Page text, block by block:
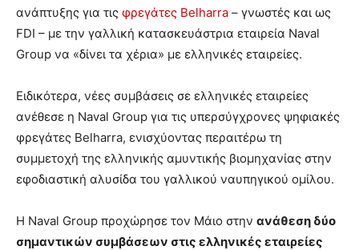
ανάπτυξης για τις φρεγάτες Belharra – γνωστές και ως
FDI – με την γαλλική κατασκευάστρια εταιρεία Naval
Group να «δίνει τα χέρια» με ελληνικές εταιρείες.
Ειδικότερα, νέες συμβάσεις σε ελληνικές εταιρείες
ανέθεσε η Naval Group για τις υπερσύγχρονες ψηφιακές
φρεγάτες Belharra, ενισχύοντας περαιτέρω τη
συμμετοχή της ελληνικής αμυντικής βιομηχανίας στην
εφοδιαστική αλυσίδα του γαλλικού ναυπηγικού ομίλου.
Η Naval Group προχώρησε τον Μάιο στην ανάθεση δύο
σημαντικών συμβάσεων στις ελληνικές εταιρείες